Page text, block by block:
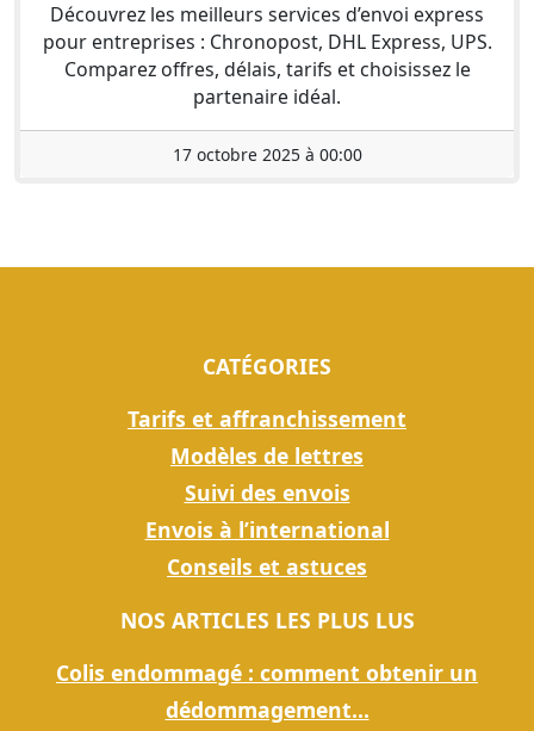
Découvrez les meilleurs services d’envoi express
pour entreprises : Chronopost, DHL Express, UPS.
Comparez offres, délais, tarifs et choisissez le
partenaire idéal.
17 octobre 2025 à 00:00
CATÉGORIES
Tarifs et affranchissement
Modèles de lettres
Suivi des envois
Envois à l’international
Conseils et astuces
NOS ARTICLES LES PLUS LUS
Colis endommagé : comment obtenir un
dédommagement...